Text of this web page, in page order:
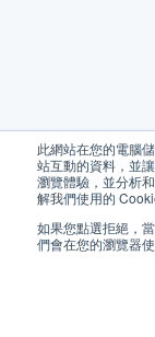
此網站在您的電腦
站互動的資料，並
瀏覽體驗，並分析
解我們使用的
如果您點選拒絕，
們會在您的瀏覽器